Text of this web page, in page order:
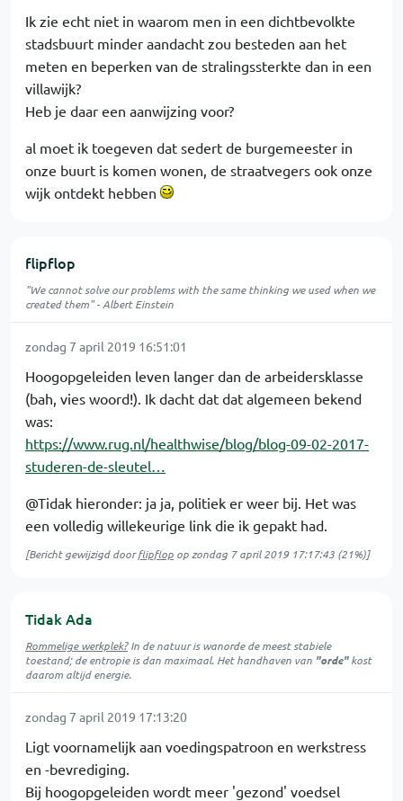
Ik zie echt niet in waarom men in een dichtbevolkte
stadsbuurt minder aandacht zou besteden aan het
meten en beperken van de stralingssterkte dan in een
villawijk?
Heb je daar een aanwijzing voor?
al moet ik toegeven dat sedert de burgemeester in
onze buurt is komen wonen, de straatvegers ook onze
wijk ontdekt hebben
flipflop
"We cannot solve our problems with the same thinking we used when we
created them" - Albert Einstein
zondag 7 april 2019 16:51:01
Hoogopgeleiden leven langer dan de arbeidersklasse
(bah, vies woord!). Ik dacht dat dat algemeen bekend
was:
https://www.rug.nl/healthwise/blog/blog-09-02-2017-
studeren-de-sleutel…
@Tidak hieronder: ja ja, politiek er weer bij. Het was
een volledig willekeurige link die ik gepakt had.
[Bericht gewijzigd doorflipflop op zondag 7 april 2019 17:17:43 (21%)]
Tidak Ada
Rommelige werkplek?In de natuur iswanordede meest stabiele
toestand; de entropie is dan maximaal. Het handhaven van "orde"kost
daarom altijd energie.
zondag 7 april 2019 17:13:20
Ligt voornamelijk aan voedingspatroon en werkstress
en -bevrediging.
Bij hoogopgeleiden wordt meer 'gezond' voedsel